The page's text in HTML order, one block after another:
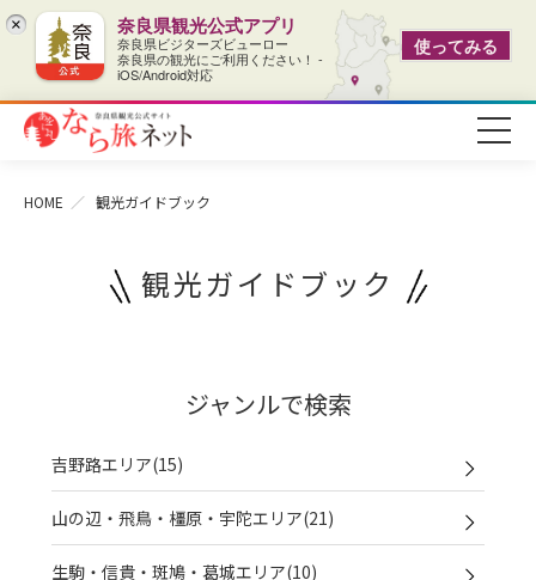
× 奈良県観光公式アプリ
奈良県ビジターズビューロー
奈良県の観光にご利用ください！ -
iOS/Android対応
使ってみる
HOME 観光ガイドブック
観光ガイドブック
ジャンルで検索
吉野路エリア(15)
山の辺・飛鳥・橿原・宇陀エリア(21)
生駒・信貴・斑鳩・葛城エリア(10)